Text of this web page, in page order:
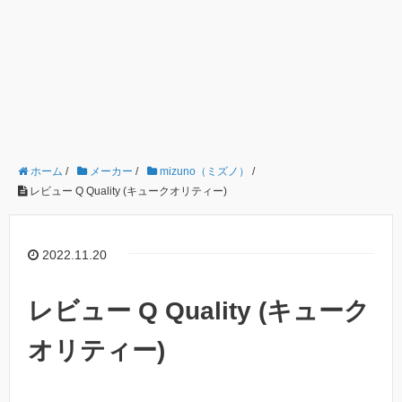
ホーム / メーカー / mizuno（ミズノ）
/
レビュー Q Quality (キュークオリティー)
2022.11.20
レビュー Q Quality (キューク
オリティー)